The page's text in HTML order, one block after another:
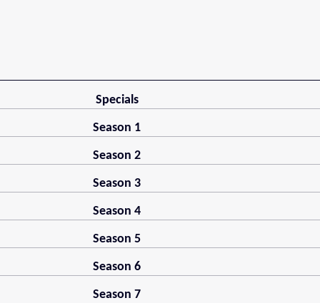
Specials
Season 1
Season 2
Season 3
Season 4
Season 5
Season 6
Season 7